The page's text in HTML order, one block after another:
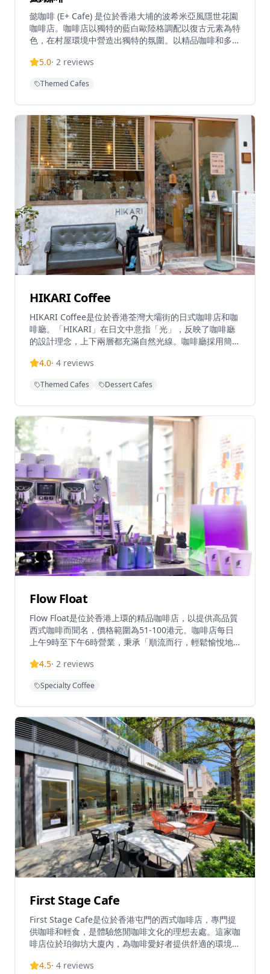
懿咖啡 (E+ Cafe) 是位於香港大埔的波希米亞風隱世花園
咖啡店。咖啡店以獨特的藍白歐陸格調配以復古元素為特
色，在村屋環境中營造出獨特的氛圍。以精品咖啡和多國
目的地。咖啡店因其舒適的環境和適合打卡的室內設計而
擇。
5.0· 2 reviews
Themed Cafes
HIKARI Coffee
HIKARI Coffee是位於香港荃灣大壩街的日式咖啡店和咖
啡廳。「HIKARI」在日文中意指「光」，反映了咖啡廳
的設計理念，上下兩層都充滿自然光線。咖啡廳採用簡約
氛圍。HIKARI提供多款西式輕食、甜品及飲品，並在晚
室內座位區而聞名，是用餐和休閒的熱門地點。
4.0· 4 reviews
Themed Cafes Dessert Cafes
Flow Float
Flow Float是位於香港上環的精品咖啡店，以提供高品質
西式咖啡而聞名，價格範圍為51-100港元。咖啡店每日
上午9時至下午6時營業，秉承「順流而行，輕鬆愉悅地
開業且具有獨特魅力的咖啡店，因其特色咖啡而廣受歡
鐘。
4.5· 2 reviews
Specialty Coffee
First Stage Cafe
First Stage Cafe是位於香港屯門的西式咖啡店，專門提
供咖啡和輕食，是體驗悠閒咖啡文化的理想去處。這家咖
啡店位於珀御坊大廈內，為咖啡愛好者提供舒適的環境，
飲品而聞名，這家店是屯門區的休閒用餐地點，深受本地
4.5· 4 reviews